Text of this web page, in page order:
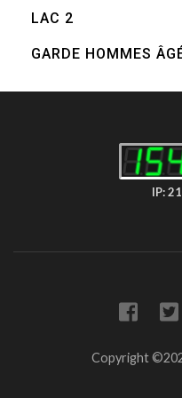
LAC 2
GARDE HOMMES
IP:
Copyright